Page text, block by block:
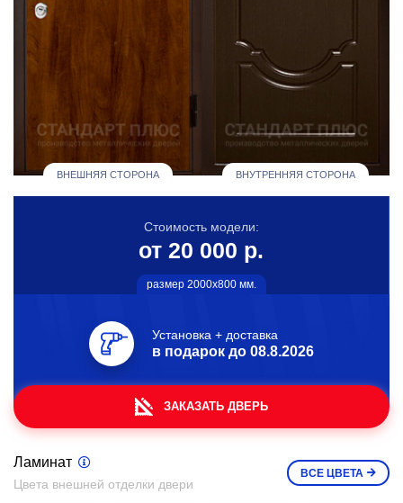
ВНЕШНЯЯ СТОРОНА ВНУТРЕННЯЯ СТОРОНА
Стоимость модели:
от 20 000 р.
размер 2000х800 мм.
Установка + доставка
в подарок до 08.8.2026
ЗАКАЗАТЬ ДВЕРЬ
Ламинат
Цвета внешней отделки двери
ВСЕ ЦВЕТА